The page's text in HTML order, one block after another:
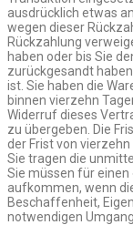
ausdrücklich etwas
wegen dieser
Rückzahlung
haben oder bis Sie
zurückgesandt
ist. Sie haben die
binnen vierzehn
Widerruf dieses
zu übergeben. Die
der Frist von vierzehn
Sie tragen die
Sie müssen für
aufkommen, wenn
Beschaffenheit,
notwendigen